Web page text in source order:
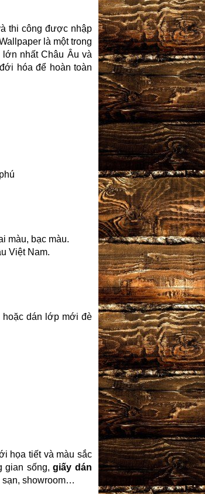
thi công được nhập
là một trong
nhất Châu Âu và
hóa để hoàn toàn
màu, bạc màu.
Việt Nam.
hoặc dán lớp mới đè
họa tiết và màu sắc
gian sống,giấy dán
sạn, showroom…